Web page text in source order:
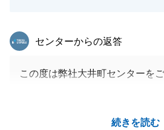
続きを読む
東急リバブル
センターからの返答
この度は弊社大井町センターを